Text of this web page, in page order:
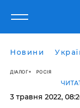
Новини
ДІАЛОГ РОСІЯ
3 травня 2022,